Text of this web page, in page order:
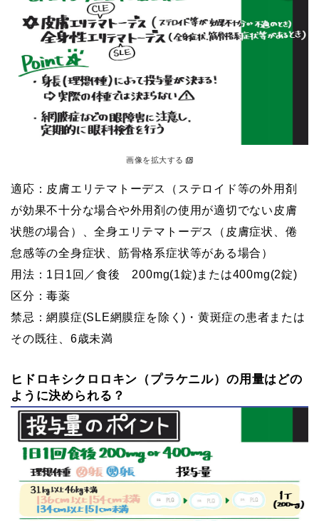
画像を拡大する
適応：皮膚エリテマトーデス（ステロイド等の外用剤
が効果不十分な場合や外用剤の使用が適切でない皮膚
状態の場合）、全身エリテマトーデス（皮膚症状、倦
怠感等の全身症状、筋骨格系症状等がある場合）
用法：1日1回／食後 200mg(1錠)または400mg(2錠)
区分：毒薬
禁忌：網膜症(SLE網膜症を除く)・黄斑症の患者または
その既往、6歳未満
ヒドロキシクロロキン（プラケニル）の用量はどの
ように決められる？